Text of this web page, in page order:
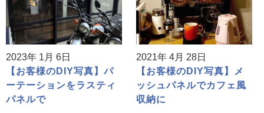
2023年 1月 6日
【お客様のDIY写真】パ
ーテーションをラスティ
パネルで
2021年 4月 28日
【お客様のDIY写真】メ
ッシュパネルでカフェ風
収納に